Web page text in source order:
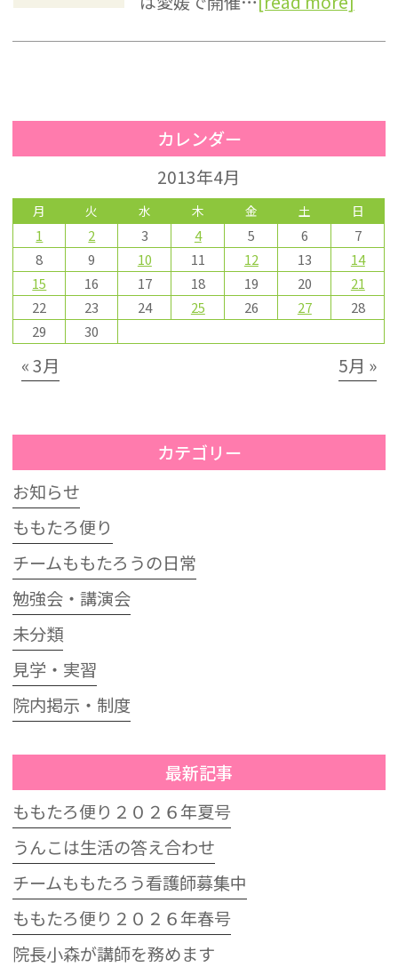
カレンダー
2013年4月
月 火 水 木 金 土 日
1 2 3 4 5 6
7
8
9 10 11 12 13
14
15
16 17 18 19 20
21
22
23 24 25 26 27
28
29
30
« 3月 5月 »
カテゴリー
お知らせ
ももたろ便り
チームももたろうの日常
勉強会・講演会
未分類
見学・実習
院内掲示・制度
最新記事
ももたろ便り２０２６年夏号
うんこは生活の答え合わせ
チームももたろう看護師募集中
ももたろ便り２０２６年春号
院長小森が講師を務めます